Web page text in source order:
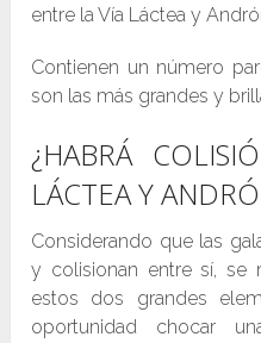
entre la Vía Láctea y
Contienen un número
son las más grandes y
¿HABRÁ
LÁCTEA Y
Considerando que las
y colisionan entre sí, se
estos dos grandes
oportunidad chocar